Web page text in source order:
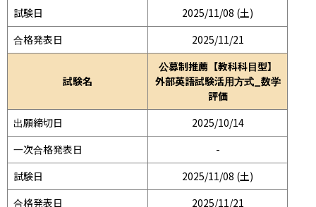
試験日
2025/11/08 (土)
合格発表日
2025/11/21
試験名
公募制推薦【教科科目型】
外部英語試験活用方式_数学
評価
出願締切日
2025/10/14
一次合格発表日
-
試験日
2025/11/08 (土)
合格発表日
2025/11/21